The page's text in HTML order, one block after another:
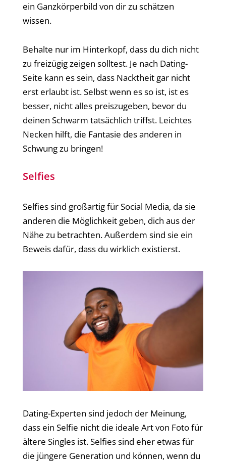
ein Ganzkörperbild von dir zu schätzen
wissen.
Behalte nur im Hinterkopf, dass du dich nicht
zu freizügig zeigen solltest. Je nach Dating-
Seite kann es sein, dass Nacktheit gar nicht
erst erlaubt ist. Selbst wenn es so ist, ist es
besser, nicht alles preiszugeben, bevor du
deinen Schwarm tatsächlich triffst. Leichtes
Necken hilft, die Fantasie des anderen in
Schwung zu bringen!
Selfies
Selfies sind großartig für Social Media, da sie
anderen die Möglichkeit geben, dich aus der
Nähe zu betrachten. Außerdem sind sie ein
Beweis dafür, dass du wirklich existierst.
Dating-Experten sind jedoch der Meinung,
dass ein Selfie nicht die ideale Art von Foto für
ältere Singles ist. Selfies sind eher etwas für
die jüngere Generation und können, wenn du